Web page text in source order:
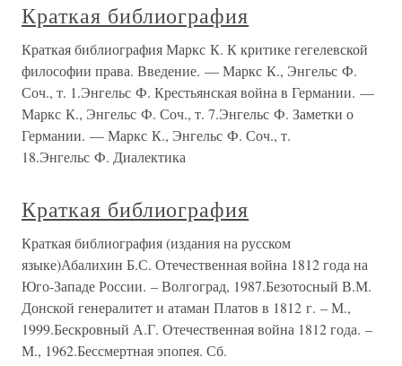
Краткая библиография
Краткая библиография Маркс К. К критике гегелевской
философии права. Введение. — Маркс К., Энгельс Ф.
Соч., т. 1.Энгельс Ф. Крестьянская война в Германии. —
Маркс К., Энгельс Ф. Соч., т. 7.Энгельс Ф. Заметки о
Германии. — Маркс К., Энгельс Ф. Соч., т.
18.Энгельс Ф. Диалектика
Краткая библиография
Краткая библиография (издания на русском
языке)Абалихин Б.С. Отечественная война 1812 года на
Юго-Западе России. – Волгоград, 1987.Безотосный В.М.
Донской генералитет и атаман Платов в 1812 г. – М.,
1999.Бескровный А.Г. Отечественная война 1812 года. –
М., 1962.Бессмертная эпопея. Сб.